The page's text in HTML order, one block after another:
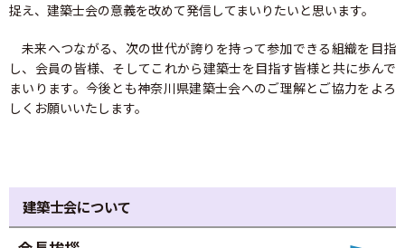
建築⼠会について
概要
捉え、建築士会の意義を改めて発信してまいりたいと思います。
未来へつながる、次の世代が誇りを持って参加できる組織を目指
し、会員の皆様、そしてこれから建築士を目指す皆様と共に歩んで
まいります。今後とも神奈川県建築士会へのご理解とご協力をよろ
しくお願いいたします。
建築士会について